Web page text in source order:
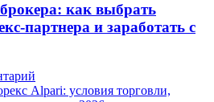
как выбрать
партнера и заработать с